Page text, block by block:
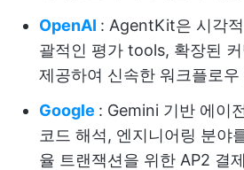
OpenAI : AgentKit은 시각
괄적인 평가 tools, 확장된
제공하여 신속한 워크플로
Google : Gemini 기반 에이
코드 해석, 엔지니어링 분야
율 트랜잭션을 위한 AP2 결